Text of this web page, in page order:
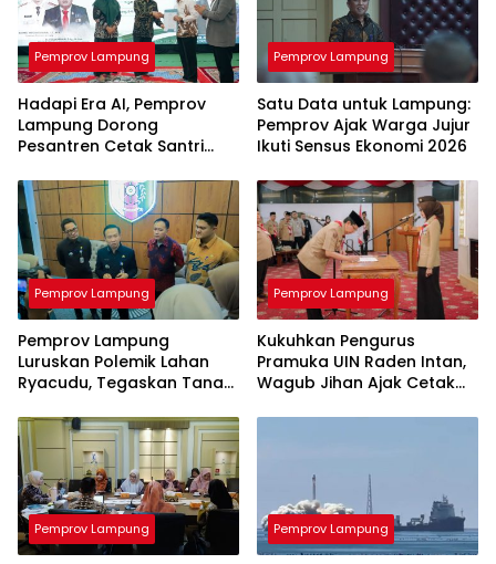
Pemprov Lampung
Hadapi Era AI, Pemprov
Lampung Dorong
Pesantren Cetak Santri
Pemprov Lampung
Satu Data untuk Lampung:
Pemprov Ajak Warga Jujur
Ikuti Sensus Ekonomi 2026
Pemprov Lampung
Pemprov Lampung
Luruskan Polemik Lahan
Ryacudu, Tegaskan Tanah
Aset Provinsi
Pemprov Lampung
Kukuhkan Pengurus
Pramuka UIN Raden Intan,
Wagub Jihan Ajak Cetak
Indonesia Emas 2045
Pemprov Lampung Pemprov Lampung